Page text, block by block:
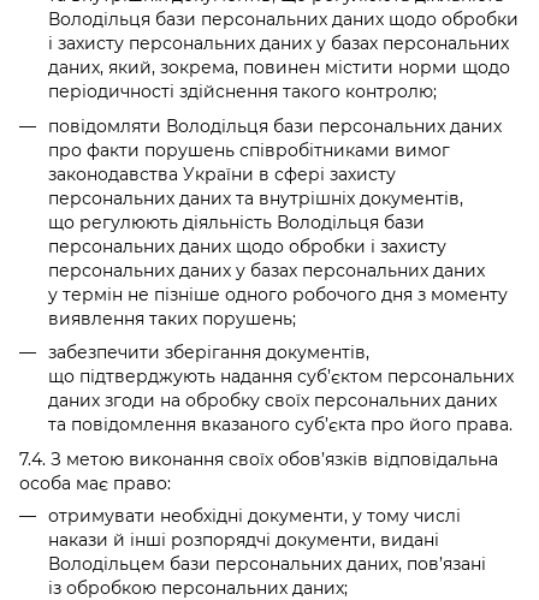
Володільця бази персональних даних щодо обробки
і захисту персональних даних у базах персональних
даних, який, зокрема, повинен містити норми щодо
періодичності здійснення такого контролю;
повідомляти Володільця бази персональних даних
про факти порушень співробітниками вимог
законодавства України в сфері захисту
персональних даних та внутрішніх документів,
що регулюють діяльність Володільця бази
персональних даних щодо обробки і захисту
персональних даних у базах персональних даних
у термін не пізніше одного робочого дня з моменту
виявлення таких порушень;
забезпечити зберігання документів,
що підтверджують надання суб’єктом персональних
даних згоди на обробку своїх персональних даних
та повідомлення вказаного суб’єкта про його права.
7.4. З метою виконання своїх обов’язків відповідальна
особа має право:
отримувати необхідні документи, у тому числі
накази й інші розпорядчі документи, видані
Володільцем бази персональних даних, пов’язані
із обробкою персональних даних;